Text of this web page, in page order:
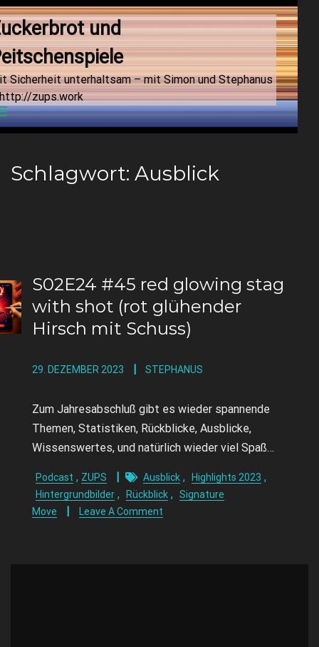
und
Sicherheit unterhaltsam – mit Simon und Stephanus
zups.work
Schlagwort: Ausblick
S02E24 #45 red glowing stag
with shot (rot glühender
Hirsch mit Schuss)
29. DEZEMBER 2023 STEPHANUS
Zum Jahresabschluß gibt es wieder spannende
Themen, Statistiken, Rückblicke, Ausblicke,
Wissenswertes, und natürlich wieder viel Spaß…
Podcast , ZUPS Ausblick , Highlights 2023 ,
Hintergrundbilder , Rückblick , Signature
Move
Leave A Comment